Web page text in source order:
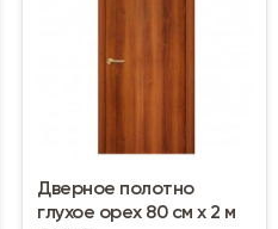
Дверное полотно
глухое орех 80 см х 2 м